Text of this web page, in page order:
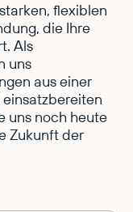
flexiblen
die Ihre
Als
uns
aus einer
uns noch heute
Zukunft der